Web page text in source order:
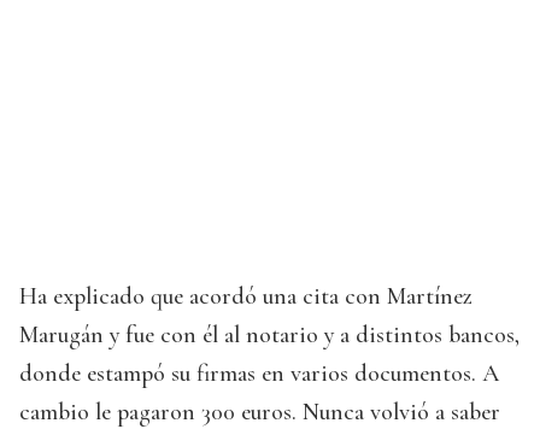
Ha explicado que acordó una cita con Martínez
Marugán y fue con él al notario y a distintos bancos,
donde estampó su firmas en varios documentos. A
cambio le pagaron 300 euros. Nunca volvió a saber